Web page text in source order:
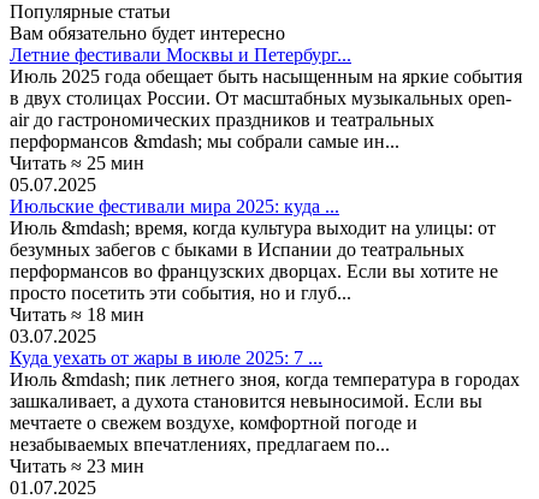
Популярные статьи
Вам обязательно будет интересно
Летние фестивали Москвы и Петербург...
Июль 2025 года обещает быть насыщенным на яркие события
в двух столицах России. От масштабных музыкальных open-
air до гастрономических праздников и театральных
перформансов &mdash; мы собрали самые ин...
Читать ≈ 25 мин
05.07.2025
Июльские фестивали мира 2025: куда ...
Июль &mdash; время, когда культура выходит на улицы: от
безумных забегов с быками в Испании до театральных
перформансов во французских дворцах. Если вы хотите не
просто посетить эти события, но и глуб...
Читать ≈ 18 мин
03.07.2025
Куда уехать от жары в июле 2025: 7 ...
Июль &mdash; пик летнего зноя, когда температура в городах
зашкаливает, а духота становится невыносимой. Если вы
мечтаете о свежем воздухе, комфортной погоде и
незабываемых впечатлениях, предлагаем по...
Читать ≈ 23 мин
01.07.2025